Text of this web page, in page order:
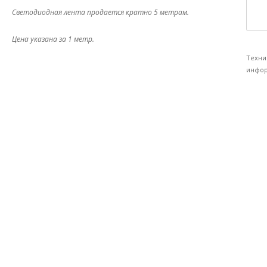
Светодиодная лента продается кратно 5 метрам.
Цена указана за 1 метр.